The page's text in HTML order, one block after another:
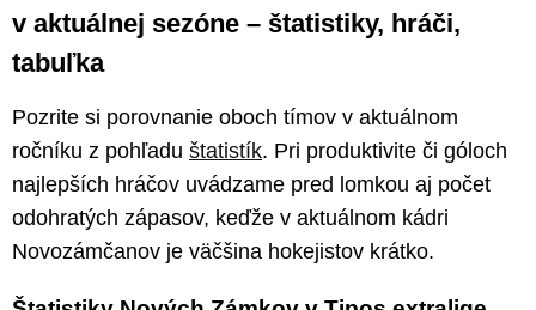
v aktuálnej sezóne – štatistiky, hráči,
tabuľka
Pozrite si porovnanie oboch tímov v aktuálnom
ročníku z pohľadu štatistík. Pri produktivite či góloch
najlepších hráčov uvádzame pred lomkou aj počet
odohratých zápasov, keďže v aktuálnom kádri
Novozámčanov je väčšina hokejistov krátko.